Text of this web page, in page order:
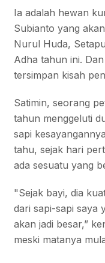
Ia adalah hewan
Subianto yang
Nurul Huda,
Adha tahun ini.
tersimpan kisah
Satimin, seorang
tahun menggeluti
sapi
tahu, sejak hari
ada sesuatu yang
"Sejak bayi, dia
dari sapi-sapi saya
akan jadi besar,”
meski matanya